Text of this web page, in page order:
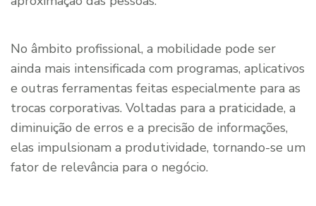
No âmbito profissional, a mobilidade pode ser
ainda mais intensificada com programas, aplicativos
e outras ferramentas feitas especialmente para as
trocas corporativas. Voltadas para a praticidade, a
diminuição de erros e a precisão de informações,
elas impulsionam a produtividade, tornando-se um
fator de relevância para o negócio.